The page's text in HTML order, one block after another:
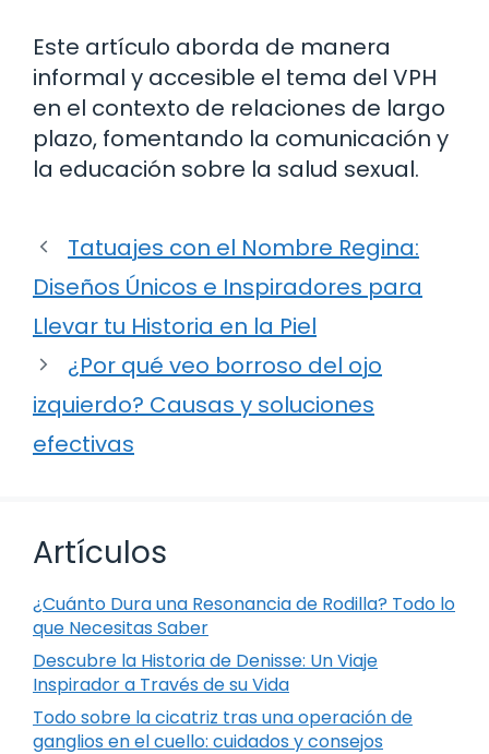
Este artículo aborda de manera
informal y accesible el tema del VPH
en el contexto de relaciones de largo
plazo, fomentando la comunicación y
la educación sobre la salud sexual.
Tatuajes con el Nombre Regina:
Diseños Únicos e Inspiradores para
Llevar tu Historia en la Piel
¿Por qué veo borroso del ojo
izquierdo? Causas y soluciones
efectivas
Artículos
¿Cuánto Dura una Resonancia de Rodilla? Todo lo
que Necesitas Saber
Descubre la Historia de Denisse: Un Viaje
Inspirador a Través de su Vida
Todo sobre la cicatriz tras una operación de
ganglios en el cuello: cuidados y consejos